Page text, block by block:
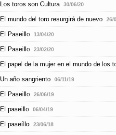
Los toros son Cultura 30/06/20
El mundo del toro resurgirá de nuevo 26/
El Paseillo 13/04/20
El Paseillo 23/02/20
El papel de la mujer en el mundo de los
Un año sangriento 06/11/19
El Paseillo 26/06/19
El paseillo 06/04/19
El paseíllo 23/06/18